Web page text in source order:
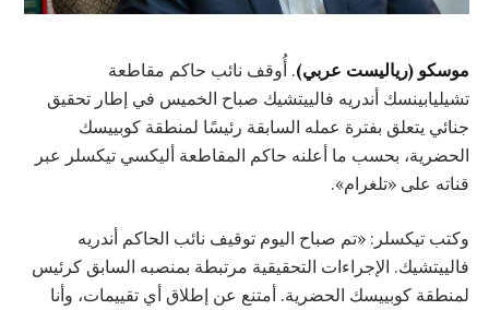
موسكو (رياليست عربي). أُوقف نائب حاكم مقاطعة
تشيليابينسك أندريه فالييتشيك صباح الخميس في إطار تحقيق
جنائي يتعلق بفترة عمله السابقة رئيسًا لمنطقة كوبييسك
الحضرية، بحسب ما أعلنه حاكم المقاطعة أليكسي تيكسلر عبر
قناته على «تلغرام».
وكتب تيكسلر: «تم صباح اليوم توقيف نائب الحاكم أندريه
فالييتشيك. الإجراءات التحقيقية مرتبطة بمنصبه السابق كرئيس
لمنطقة كوبييسك الحضرية. أمتنع عن إطلاق أي تقييمات، وأنا